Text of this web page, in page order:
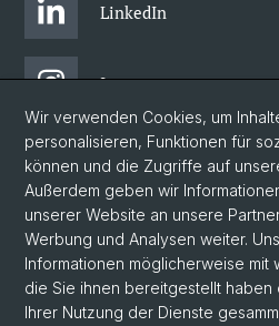
LinkedIn
Instagram
Bluesky
Vimeo
YouTube
Wir verwenden Cookies, um
personalisieren, Funktionen für
können und die Zugriffe auf
Außerdem geben wir
unserer Website an unsere
Werbung und Analysen weiter.
Informationen möglicherweise mit
die Sie ihnen bereitgestellt haben
Ihrer Nutzung der Dienste